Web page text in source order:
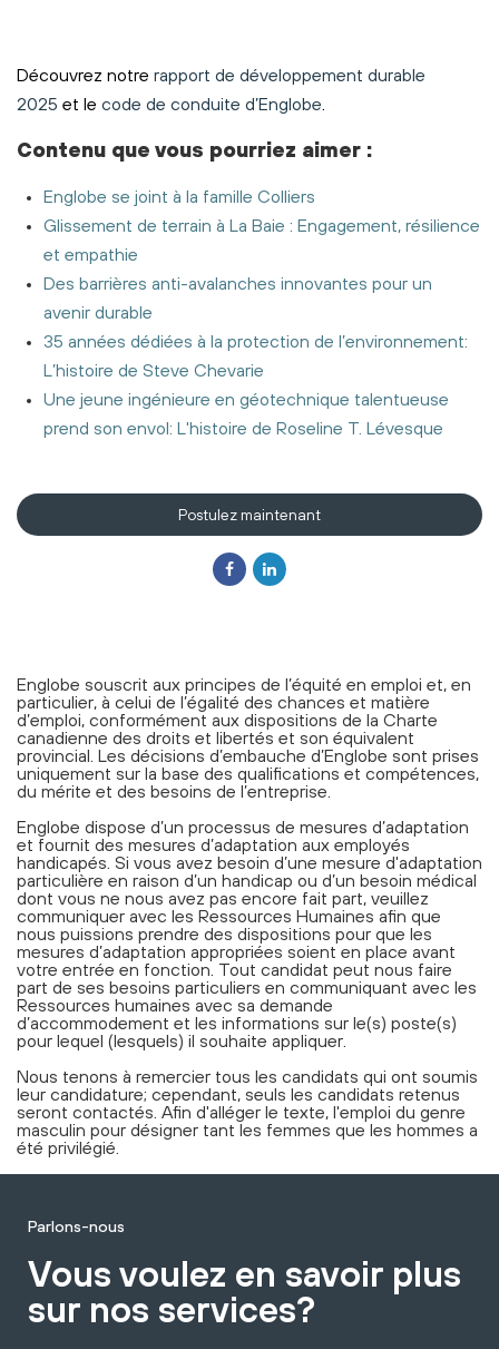
Découvrez notre rapport de développement durable
2025 et le code de conduite d’Englobe.
Contenu que vous pourriez aimer :
Englobe se joint à la famille Colliers
Glissement de terrain à La Baie : Engagement, résilience
et empathie
Des barrières anti-avalanches innovantes pour un
avenir durable
35 années dédiées à la protection de l’environnement:
L’histoire de Steve Chevarie
Une jeune ingénieure en géotechnique talentueuse
prend son envol: L'histoire de Roseline T. Lévesque
Postulez maintenant
Englobe souscrit aux principes de l’équité en emploi et, en
particulier, à celui de l’égalité des chances et matière
d’emploi, conformément aux dispositions de la Charte
canadienne des droits et libertés et son équivalent
provincial. Les décisions d’embauche d’Englobe sont prises
uniquement sur la base des qualifications et compétences,
du mérite et des besoins de l’entreprise.
Englobe dispose d’un processus de mesures d’adaptation
et fournit des mesures d’adaptation aux employés
handicapés. Si vous avez besoin d’une mesure d'adaptation
particulière en raison d’un handicap ou d’un besoin médical
dont vous ne nous avez pas encore fait part, veuillez
communiquer avec les Ressources Humaines afin que
nous puissions prendre des dispositions pour que les
mesures d’adaptation appropriées soient en place avant
votre entrée en fonction. Tout candidat peut nous faire
part de ses besoins particuliers en communiquant avec les
Ressources humaines avec sa demande
d’accommodement et les informations sur le(s) poste(s)
pour lequel (lesquels) il souhaite appliquer.
Nous tenons à remercier tous les candidats qui ont soumis
leur candidature; cependant, seuls les candidats retenus
seront contactés. Afin d'alléger le texte, l'emploi du genre
masculin pour désigner tant les femmes que les hommes a
été privilégié.
Parlons-nous
Vous voulez en savoir plus
sur nos services?